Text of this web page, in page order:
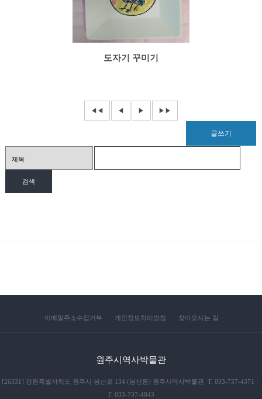
도자기 꾸미기
◀◀ ◀ ▶ ▶▶
글쓰기
이메일주소수집거부 개인정보처리방침 찾아오시는 길
원주시역사박물관
[26331] 강원특별자치도 원주시 봉산로 134 (봉산동) 원주시역사박물관 T. 033-737-4371ㆍ
F. 033-737-4843